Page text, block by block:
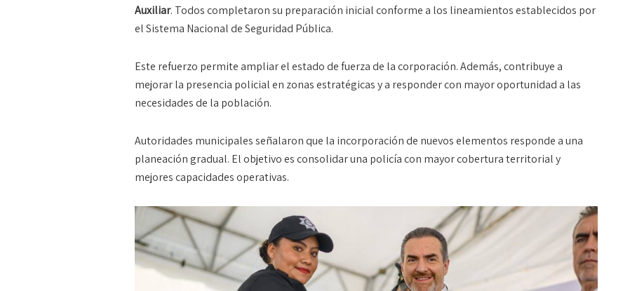
Auxiliar. Todos completaron su preparación inicial conforme a los lineamientos establecidos por
el Sistema Nacional de Seguridad Pública.
Este refuerzo permite ampliar el estado de fuerza de la corporación. Además, contribuye a
mejorar la presencia policial en zonas estratégicas y a responder con mayor oportunidad a las
necesidades de la población.
Autoridades municipales señalaron que la incorporación de nuevos elementos responde a una
planeación gradual. El objetivo es consolidar una policía con mayor cobertura territorial y
mejores capacidades operativas.